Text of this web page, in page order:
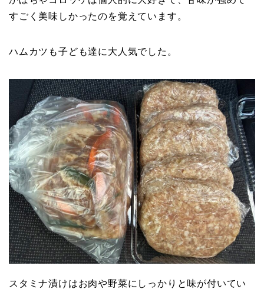
すごく美味しかったのを覚えています。
ハムカツも子ども達に大人気でした。
スタミナ漬けはお肉や野菜にしっかりと味が付いてい